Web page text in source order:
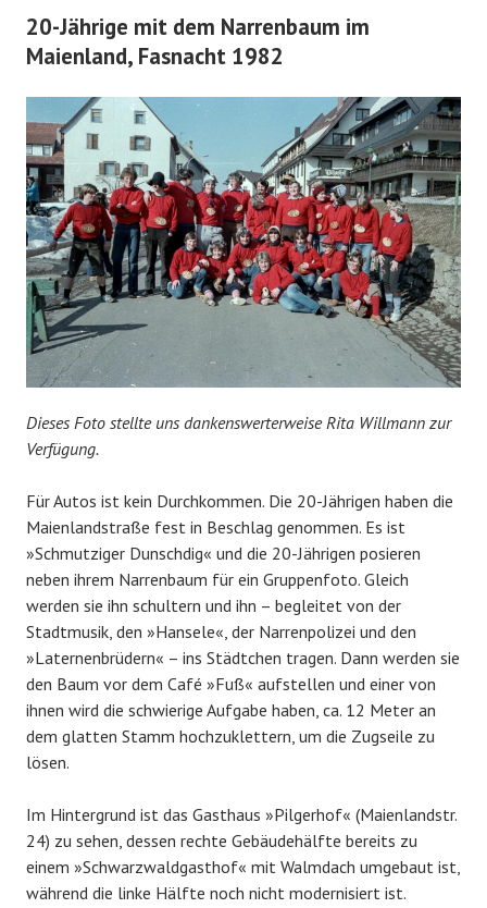
20-Jährige mit dem Narrenbaum im
Maienland, Fasnacht 1982
Dieses Foto stellte uns dankenswerterweise Rita Willmann zur
Verfügung.
Für Autos ist kein Durchkommen. Die 20-Jährigen haben die
Maienlandstraße fest in Beschlag genommen. Es ist
»Schmutziger Dunschdig« und die 20-Jährigen posieren
neben ihrem Narrenbaum für ein Gruppenfoto. Gleich
werden sie ihn schultern und ihn – begleitet von der
Stadtmusik, den »Hansele«, der Narrenpolizei und den
»Laternenbrüdern« – ins Städtchen tragen. Dann werden sie
den Baum vor dem Café »Fuß« aufstellen und einer von
ihnen wird die schwierige Aufgabe haben, ca. 12 Meter an
dem glatten Stamm hochzuklettern, um die Zugseile zu
lösen.
Im Hintergrund ist das Gasthaus »Pilgerhof« (Maienlandstr.
24) zu sehen, dessen rechte Gebäudehälfte bereits zu
einem »Schwarzwaldgasthof« mit Walmdach umgebaut ist,
während die linke Hälfte noch nicht modernisiert ist.